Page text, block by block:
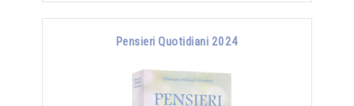
Pensieri Quotidiani 2024